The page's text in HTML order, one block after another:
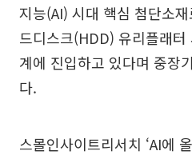
지능(AI) 시대 핵심 첨단소
드디스크(HDD) 유리플래
계에 진입하고 있다며 중장
다.
스몰인사이트리서치 ‘AI에